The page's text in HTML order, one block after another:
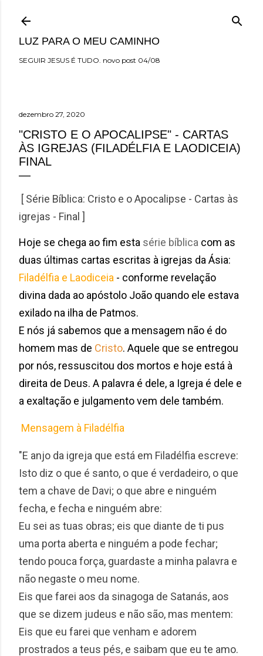
LUZ PARA O MEU CAMINHO
SEGUIR JESUS É TUDO. novo post 04/08
dezembro 27, 2020
"CRISTO E O APOCALIPSE" - CARTAS
ÀS IGREJAS (FILADÉLFIA E LAODICEIA)
FINAL
[ Série Bíblica: Cristo e o Apocalipse - Cartas às
igrejas - Final ]
Hoje se chega ao fim esta série bíblica com as
duas últimas cartas escritas à igrejas da Ásia:
Filadélfia e Laodiceia - conforme revelação
divina dada ao apóstolo João quando ele estava
exilado na ilha de Patmos.
E nós já sabemos que a mensagem não é do
homem mas de Cristo. Aquele que se entregou
por nós, ressuscitou dos mortos e hoje está à
direita de Deus. A palavra é dele, a Igreja é dele e
a exaltação e julgamento vem dele também.
Mensagem à Filadélfia
"E anjo da igreja que está em Filadélfia escreve:
Isto diz o que é santo, o que é verdadeiro, o que
tem a chave de Davi; o que abre e ninguém
fecha, e fecha e ninguém abre:
Eu sei as tuas obras; eis que diante de ti pus
uma porta aberta e ninguém a pode fechar;
tendo pouca força, guardaste a minha palavra e
não negaste o meu nome.
Eis que farei aos da sinagoga de Satanás, aos
que se dizem judeus e não são, mas mentem:
Eis que eu farei que venham e adorem
prostrados a teus pés, e saibam que eu te amo.